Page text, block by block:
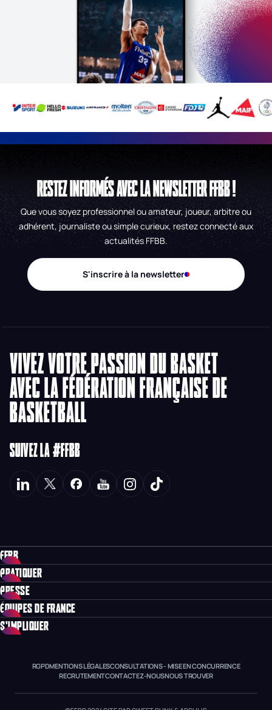
RESTEZ INFORMÉS AVEC LA NEWSLETTER FFBB !
Que vous soyez professionnel ou amateur, joueur, arbitre ou
adhérent, journaliste ou simple curieux, restez connecté aux
actualités FFBB.
S'inscrire à la newsletter
VIVEZ VOTRE PASSION DU BASKET
AVEC LA FÉDÉRATION FRANÇAISE DE
BASKETBALL
SUIVEZ LA #FFBB
FFBB
PRATIQUER
PRESSE
ÉQUIPES DE FRANCE
S'IMPLIQUER
RGPDMENTIONS LÉGALESCONSULTATIONS - MISE EN CONCURRENCE
RECRUTEMENTCONTACTEZ-NOUSNOUS TROUVER